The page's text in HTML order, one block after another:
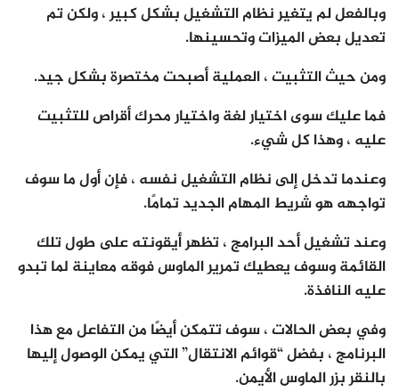
وبالفعل لم يتغير نظام التشغيل بشكل كبير ، ولكن تم
تعديل بعض الميزات وتحسينها.
ومن حيث التثبيت ، العملية أصبحت مختصرة بشكل جيد.
فما عليك سوى اختيار لغة واختيار محرك أقراص للتثبيت
عليه ، وهذا كل شيء.
وعندما تدخل إلى نظام التشغيل نفسه ، فإن أول ما سوف
تواجهه هو شريط المهام الجديد تمامًا.
وعند تشغيل أحد البرامج ، تظهر أيقونته على طول تلك
القائمة وسوف يعطيك تمرير الماوس فوقه معاينة لما تبدو
عليه النافذة.
وفي بعض الحالات ، سوف تتمكن أيضًا من التفاعل مع هذا
البرنامج ، بفضل “قوائم الانتقال” التي يمكن الوصول إليها
بالنقر بزر الماوس الأيمن.